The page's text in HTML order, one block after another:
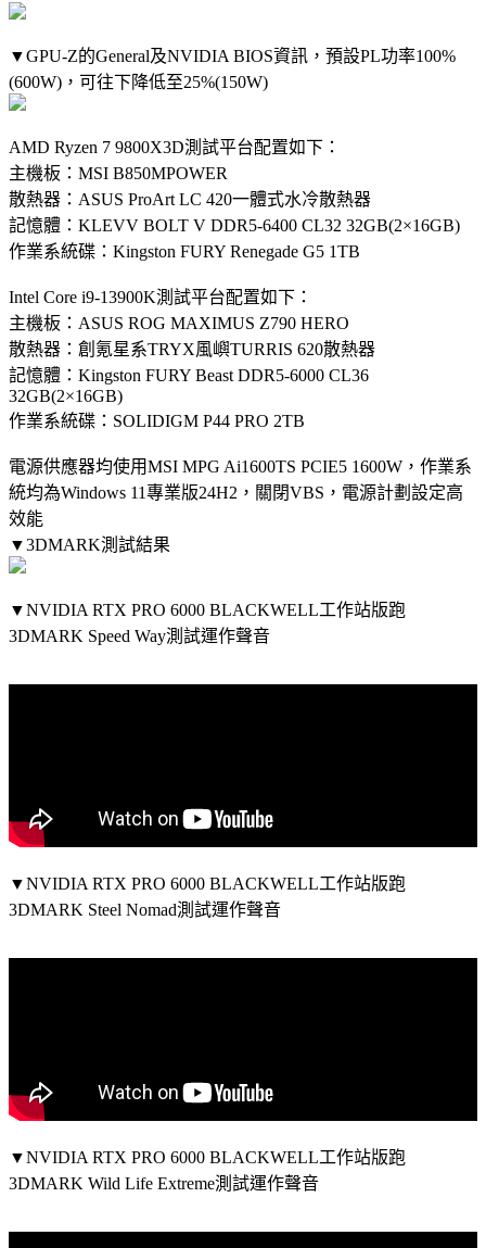
▼GPU-Z的General及NVIDIA BIOS資訊，預設PL功率100%
(600W)，可往下降低至25%(150W)
AMD Ryzen 7 9800X3D測試平台配置如下：
主機板：MSI B850MPOWER
散熱器：ASUS ProArt LC 420一體式水冷散熱器
記憶體：KLEVV BOLT V DDR5-6400 CL32 32GB(2×16GB)
作業系統碟：Kingston FURY Renegade G5 1TB
Intel Core i9-13900K測試平台配置如下：
主機板：ASUS ROG MAXIMUS Z790 HERO
散熱器：創氪星系TRYX風嶼TURRIS 620散熱器
記憶體：Kingston FURY Beast DDR5-6000 CL36
32GB(2×16GB)
作業系統碟：SOLIDIGM P44 PRO 2TB
電源供應器均使用MSI MPG Ai1600TS PCIE5 1600W，作業系
統均為Windows 11專業版24H2，關閉VBS，電源計劃設定高
效能
▼3DMARK測試結果
▼NVIDIA RTX PRO 6000 BLACKWELL工作站版跑
3DMARK Speed Way測試運作聲音
▼NVIDIA RTX PRO 6000 BLACKWELL工作站版跑
3DMARK Steel Nomad測試運作聲音
▼NVIDIA RTX PRO 6000 BLACKWELL工作站版跑
3DMARK Wild Life Extreme測試運作聲音